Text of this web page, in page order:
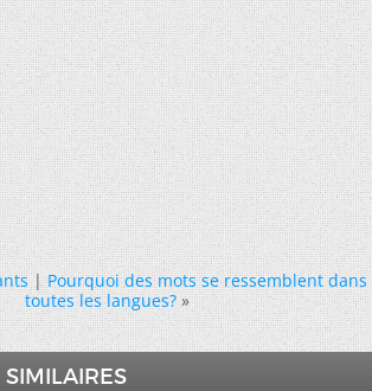
|Pourquoi des mots se ressemblent dans
toutes les langues? »
SIMILAIRES